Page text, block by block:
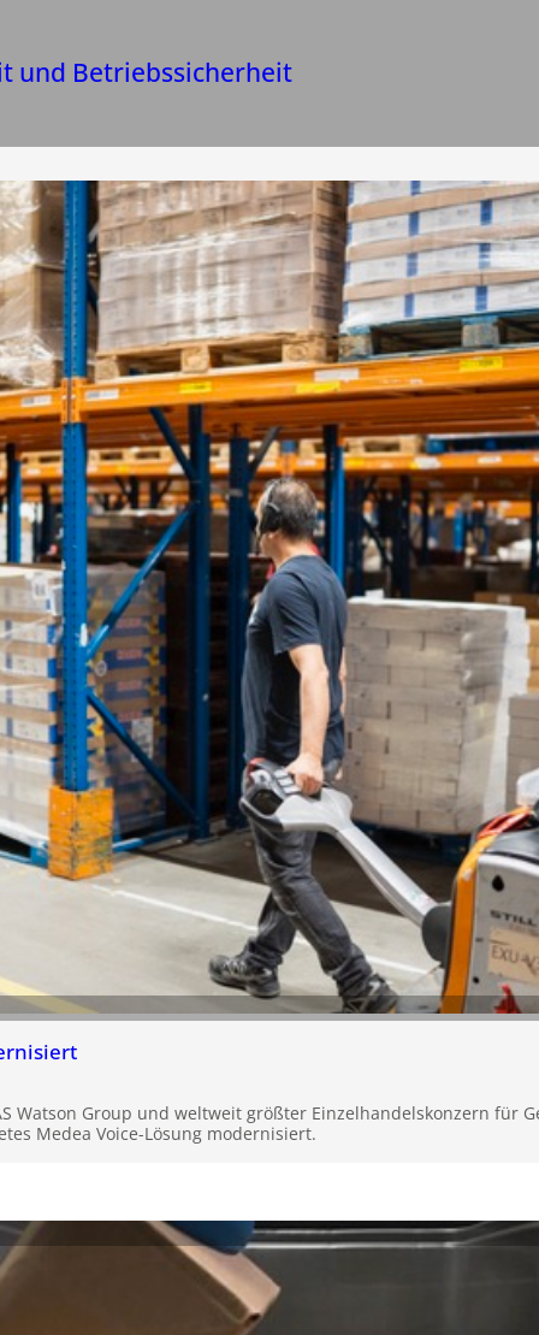
und Betriebssicherheit
Watson Group und weltweit größter Einzelhandelskonzern für
Medea Voice-Lösung modernisiert.